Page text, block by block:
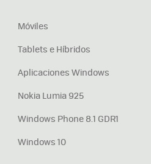
Móviles
Tablets e Híbridos
Aplicaciones Windows
Nokia Lumia 925
Windows Phone 8.1 GDR1
Windows 10